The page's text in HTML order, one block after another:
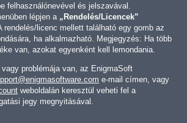
felhasználónevével és jelszavával.
lépjen a „Rendelés/Licencek”
rendelés/licenc mellett található egy gomb az
ha alkalmazható. Megjegyzés: Ha több
van, azokat egyenként kell lemondania.
problémája van, az EnigmaSoft
e-mail címen, vagy
weboldalán keresztül veheti fel a
jegy megnyitásával.